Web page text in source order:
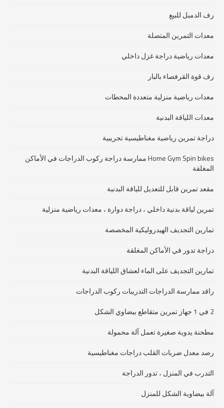
رف الدمبل للبيع
معدات التمرين المتصلة
معدات رياضية دراجة غزل داخلي
رف قوة القرفصاء بالبار
معدات رياضية منزلية متعددة المحطات
معدات اللياقة البدنية
دراجة تمرين رياضية مغناطيسية تجريبية
Home Gym Spin bikes ممارسة دراجة ركوب الدراجات في الأماكن
المغلقة
مقعد تمرين قابل للتعديل للياقة البدنية
تمرين لياقة بدنية داخلي ، دراجة دوارة ، معدات رياضية منزلية
تمارين التجديف الهيدروليكية المخصصة
دراجة تدور في الأماكن المغلقة
تمارين التجديف على الماء لعشاق اللياقة البدنية
راقد ممارسة الدراجات التدريبات ركوب الدراجات
2 في 1 جهاز تمرين متقاطع بيضاوي الشكل
مطحنة يدوية صغيرة تعمل آلة محمولة
رصد معدل ضربات القلب دراجات مغناطيسية
التدرب في المنزل ، تدور الدراجة
آلة بيضاوية الشكل للمنزل